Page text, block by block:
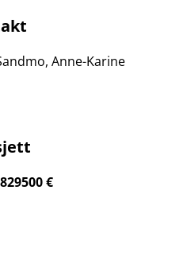
Anne-Karine
829500 €